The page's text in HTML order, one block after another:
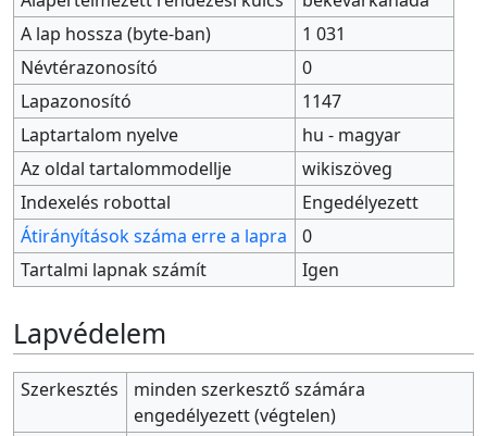
A lap hossza (byte-ban)
1 031
Névtérazonosító
0
Lapazonosító
1147
Laptartalom nyelve
hu - magyar
Az oldal tartalommodellje
wikiszöveg
Indexelés robottal
Engedélyezett
Átirányítások száma erre a lapra
0
Tartalmi lapnak számít
Igen
Lapvédelem
Szerkesztés
minden szerkesztő számára
engedélyezett (végtelen)